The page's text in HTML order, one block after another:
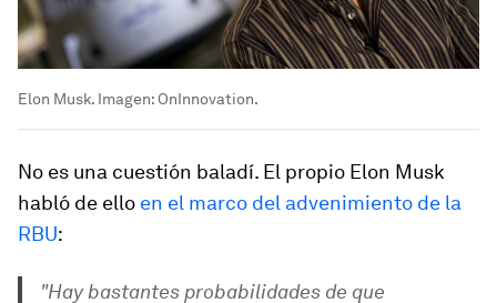
Elon Musk. Imagen: OnInnovation.
No es una cuestión baladí. El propio Elon Musk
habló de ello en el marco del advenimiento de la
RBU:
"Hay bastantes probabilidades de que